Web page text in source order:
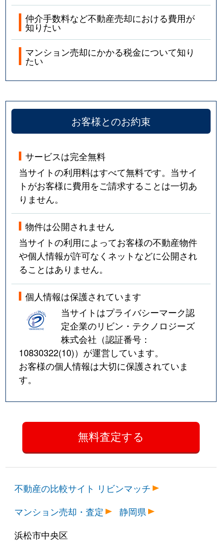
仲介手数料など不動産売却における費用が
知りたい
マンション売却にかかる税金について知り
たい
お客様とのお約束
サービスは完全無料
当サイトの利用料はすべて無料です。当サイ
トがお客様に費用をご請求することは一切あ
りません。
物件は公開されません
当サイトの利用によってお客様の不動産物件
や個人情報が許可なくネットなどに公開され
ることはありません。
個人情報は保護されています
当サイトはプライバシーマーク認
定企業のリビン・テクノロジーズ
株式会社（認証番号：
10830322(10)）が運営しています。
お客様の個人情報は大切に保護されていま
す。
不動産の比較サイト リビンマッチ
マンション売却・査定
静岡県
浜松市中央区